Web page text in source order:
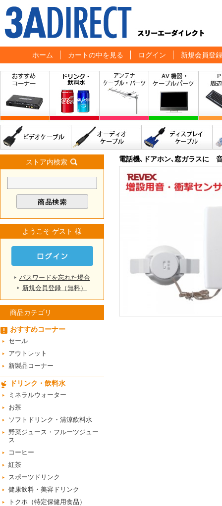
ホーム カートの中を見る ログイン 新規会員登録
ストア内検索
ようこそ ゲスト 様
パスワードを忘れた場合
新規会員登録（無料）
商品カテゴリ
おすすめコーナー
セール
アウトレット
新製品コーナー
ドリンク・飲料水
ミネラルウォーター
お茶
ソフトドリンク・清涼飲料水
野菜ジュース・フルーツジュー
ス
コーヒー
紅茶
スポーツドリンク
健康飲料・美容ドリンク
トクホ（特定保健用食品）
電話機､ドアホン､窓ガラスに